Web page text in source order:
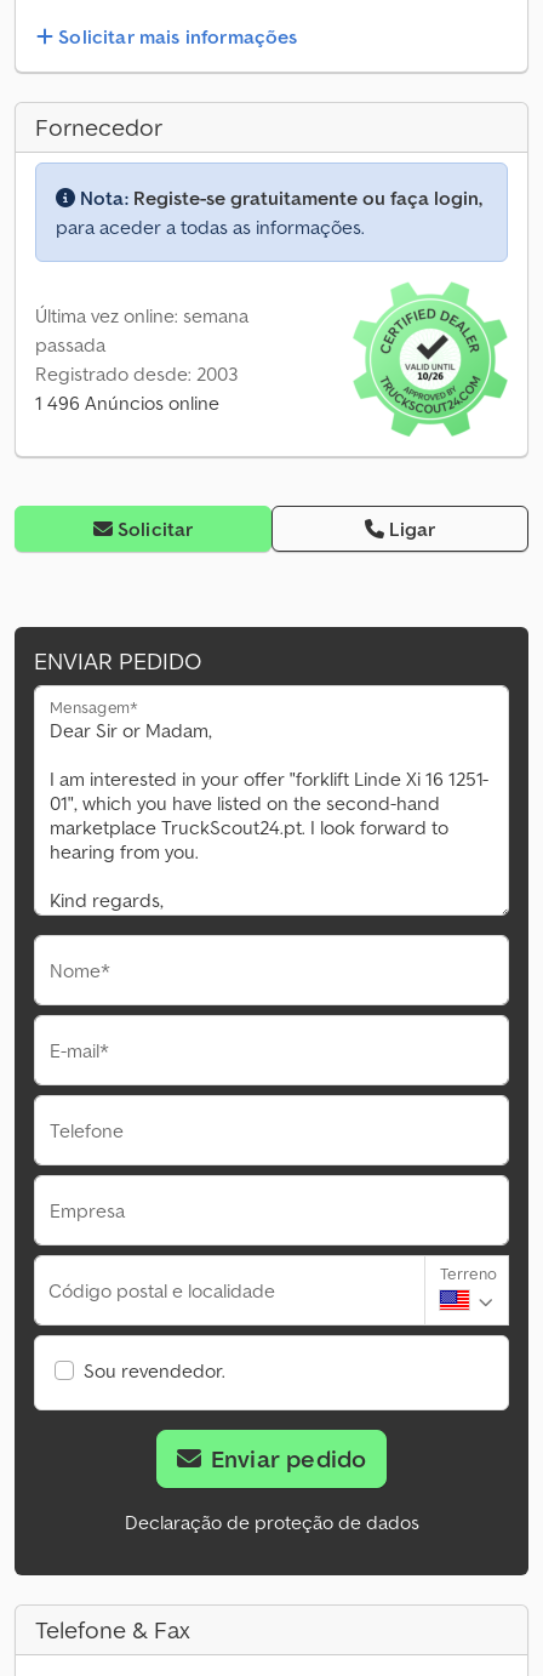
Solicitar mais informações
Fornecedor
Nota: Registe-se gratuitamente ou faça login,
para aceder a todas as informações.
Última vez online: semana
passada
Registrado desde: 2003
1 496 Anúncios online
Solicitar Ligar
ENVIAR PEDIDO
Mensagem*
Nome*
E-mail*
Telefone
Empresa
Código postal e localidade
Terreno
Sou revendedor.
Enviar pedido
Declaração de proteção de dados
Telefone & Fax